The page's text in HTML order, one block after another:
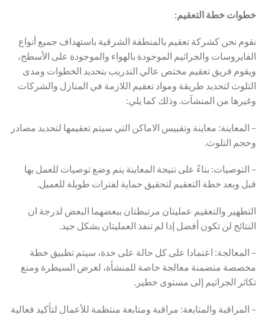
خطوات خطة التعقيم:
نقوم نحن كشركة تعقيم بالمنطقة الشرقية باستهداف جميع أنواع
الفايروسات والجراثيم الموجودة بالهواء والموجودة على الأسطح،
ويقوم فريق تعقيم مختص عالي التدريب بتحديد الخطوات ومدى
التلوث لتحديد طريقة ومواد تعقيم اللازمة في المنازل والشركات
وغيرها من المنشآت. وذلك كما يلي:
– المعاينة: معاينة وتقييس الاماكن التي سيتم تعقيمها لتحديد مصادر
وحجم التلوث.
– التوصيات: بناءً على نتيجة المعاينة يتم وضع توصيات للعمل بها
قبل وبعد خطة التعقيم لتحقيق حماية لفترات طويلة للعميل.
التطهير والتعقيم عمليتان مرتبطتان ببعضهما البعض لدرجة ان
النتائج لن تكون أفضل إذا لم تنفذ العمليتان بشكل جيد.
– المعالجة: اعتمادا على كل حالة على حدة، سيتم تطبيق خطة
مخصصة متضمنة معالجة خاصة للمنشأة، لغرض السيطرة ومنع
تكاثر الجراثيم إلى مستوى خطير.
– المراقبة والمتابعة: مراقبة ومتابعة منتظمة للأعمال لتأكيد فعالية